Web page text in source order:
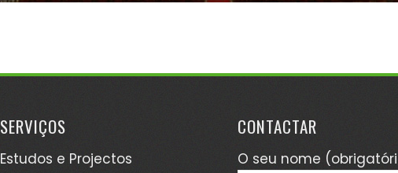
SERVIÇOS
Estudos e Projectos
CONTACTAR
O seu nome